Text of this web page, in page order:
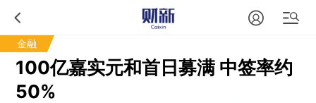
金融
100亿嘉实元和首日募满 中签率约
50%